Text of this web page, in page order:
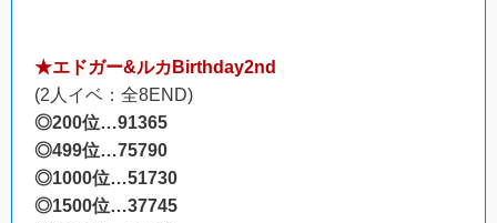
★エドガー&ルカBirthday2nd
(2人イベ：全8END)
◎200位…91365
◎499位…75790
◎1000位…51730
◎1500位…37745